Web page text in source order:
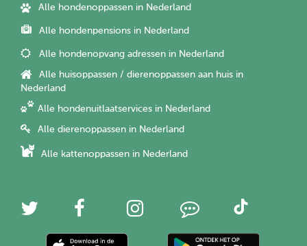
Alle hondenoppassen in Nederland
Alle hondenpensions in Nederland
Alle hondenopvang adressen in Nederland
Alle huisoppassen / dierenoppassen aan huis in
Nederland
Alle hondenuitlaatservices in Nederland
Alle dierenoppassen in Nederland
Alle kattenoppassen in Nederland